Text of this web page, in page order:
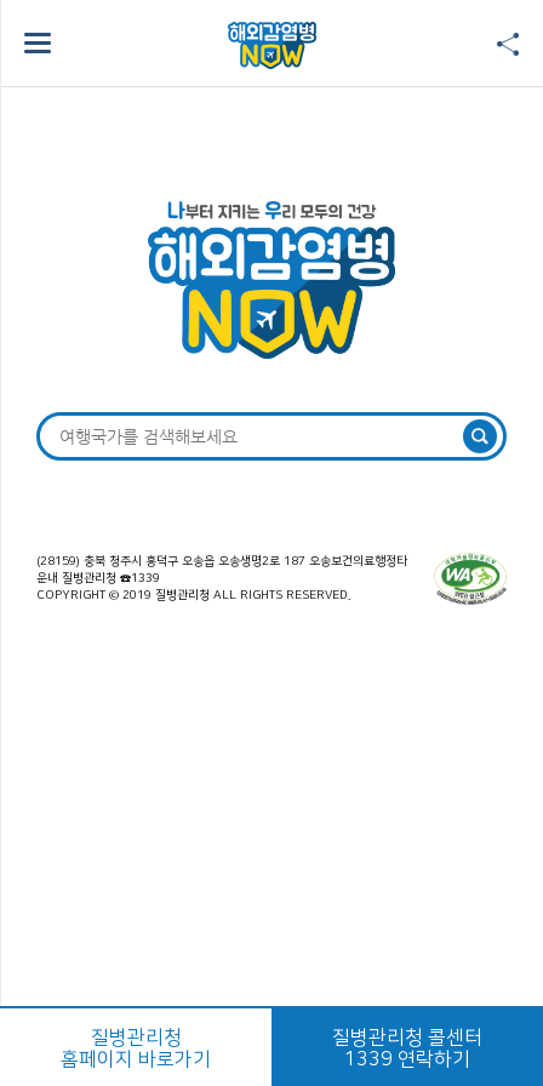
(28159) 충북 청주시 흥덕구 오송읍 오송생명2로 187 오송보건의료행정타
운내 질병관리청 ☎1339
COPYRIGHT © 2019 질병관리청 ALL RIGHTS RESERVED.
질병관리청
홈페이지 바로가기
질병관리청 콜센터
1339 연락하기